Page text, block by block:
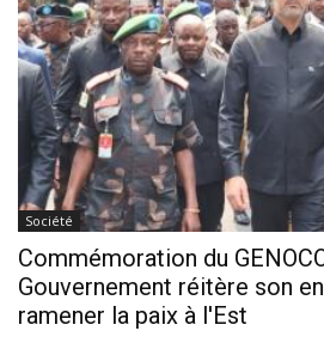
Société
Commémoration du
Gouvernement réitère son
ramener la paix à l'Est